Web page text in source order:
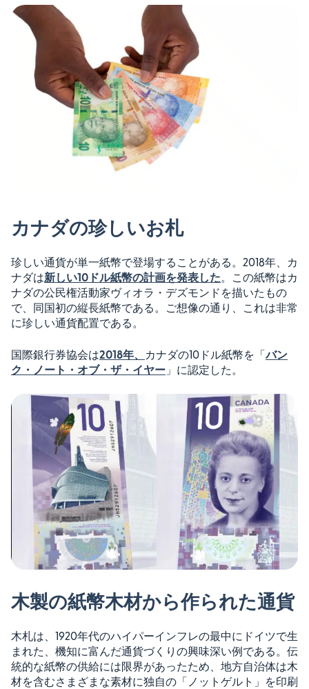
カナダの珍しいお札
珍しい通貨が単一紙幣で登場することがある。2018年、カ
ナダは新しい10ドル紙幣の計画を発表した。この紙幣はカ
ナダの公民権活動家ヴィオラ・デズモンドを描いたもの
で、同国初の縦長紙幣である。ご想像の通り、これは非常
に珍しい通貨配置である。
国際銀行券協会は2018年、 カナダの10ドル紙幣を「バン
ク・ノート・オブ・ザ・イヤー 」に認定した。
木製の紙幣木材から作られた通貨
木札は、1920年代のハイパーインフレの最中にドイツで生
まれた、機知に富んだ通貨づくりの興味深い例である。伝
統的な紙幣の供給には限界があったため、地方自治体は木
材を含むさまざまな素材に独自の「ノットゲルト」を印刷